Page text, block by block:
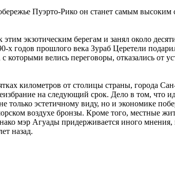
Пуэрто-Рико он станет самым высоким
экзотическим берегам и занял около
х годов прошлого века Зураб Церетели
велись переговоры, отказались от
километров от столицы страны, города
на следующий срок. Дело в том, что
эстетичному виду, но и экономике
воздухе бронзы. Кроме того, местные
мэр Агуады придерживается иного мнения,
назад.